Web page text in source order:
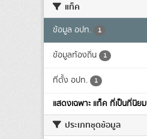
แท็ค
ข้อมูล อปท. 1
ข้อมูลท้องถิ่น 1
ที่ตั้ง อปท. 1
แสดงเฉพาะ แท็ค ที่เป็นที่นิยม
ประเภทชุดข้อมูล